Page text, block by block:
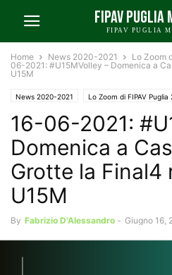
FIPAV PUGLIA
FIPAV PUGLIA
Home News 2020-2021 Lo Zoom
06-2021: #U15MVolley – Domenica a
U15M
News 2020-2021 Lo Zoom di FIPAV Puglia
Volley Giovanile 2020-2021
16-06-2021:
Domenica a
Grotte la Final4
U15M
By Fabrizio D'Alessandro - Giugno 16,